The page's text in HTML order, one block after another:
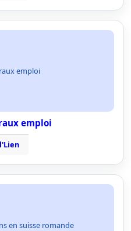
emploi
emploi
en suisse romande